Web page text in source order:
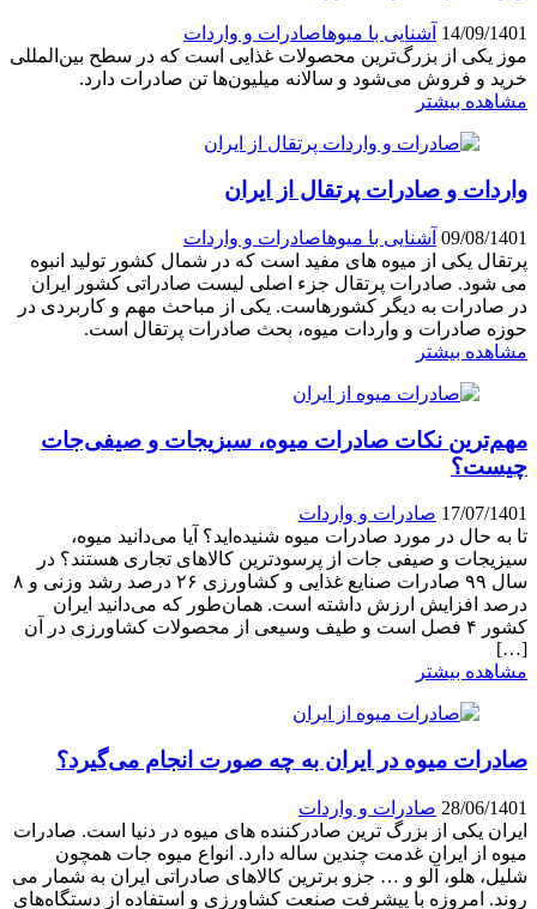
14/09/1401 آشنایی با میو‌هاصادرات و واردات
موز یکی از بزرگ‌ترین محصولات غذایی است که در سطح بین‌المللی
خرید و فروش می‌شود و سالانه میلیون‌ها تن صادرات دارد.
مشاهده بیشتر
واردات و صادرات پرتقال از ایران
09/08/1401 آشنایی با میو‌هاصادرات و واردات
پرتقال یکی از میوه های مفید است که در شمال کشور تولید انبوه
می شود. صادرات پرتقال جزء اصلی لیست صادراتی کشور ایران
در صادرات به دیگر کشورهاست. یکی از مباحث مهم و کاربردی در
حوزه صادرات و واردات میوه، بحث صادرات پرتقال است.
مشاهده بیشتر
مهم‌ترین نکات صادرات میوه، سبزیجات و صیفی‌جات
چیست؟
17/07/1401 صادرات و واردات
تا به حال در مورد صادرات میوه شنیده‌اید؟ آیا می‌دانید میوه،
سیزیجات و صیفی جات از پرسودترین کالاهای تجاری هستند؟ در
سال ۹۹ صادرات صنایع غذایی و کشاورزی ۲۶ درصد رشد وزنی و ۸
درصد افزایش ارزش داشته است. همان‌طور که می‌دانید ایران
کشور ۴ فصل است و طیف وسیعی از محصولات کشاورزی در آن
[…]
مشاهده بیشتر
صادرات میوه در ایران به چه صورت انجام می‌گیرد؟
28/06/1401 صادرات و واردات
ایران یکی از بزرگ ترین صادرکننده های میوه در دنیا است. صادرات
میوه از ایران غدمت چندین ساله دارد. انواع میوه جات همچون
شلیل، هلو، آلو و … جزو برترین کالاهای صادراتی ایران به شمار می
روند. امروزه با پیشرفت صنعت کشاورزی و استفاده از دستگاه‌های